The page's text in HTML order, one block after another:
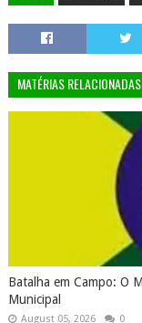
MATÉRIAS RELACIONADAS
Batalha em Campo: O
Municipal
August 05, 2026 0